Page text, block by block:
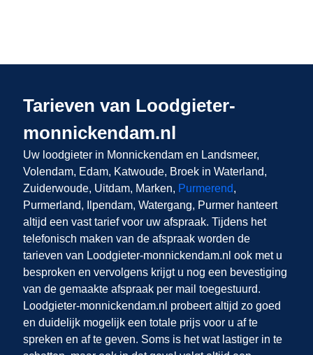
Tarieven van Loodgieter-
monnickendam.nl
Uw loodgieter in Monnickendam en Landsmeer,
Volendam, Edam, Katwoude, Broek in Waterland,
Zuiderwoude, Uitdam, Marken, Purmerend,
Purmerland, Ilpendam, Watergang, Purmer hanteert
altijd een vast tarief voor uw afspraak. Tijdens het
telefonisch maken van de afspraak worden de
tarieven van Loodgieter-monnickendam.nl ook met u
besproken en vervolgens krijgt u nog een bevestiging
van de gemaakte afspraak per mail toegestuurd.
Loodgieter-monnickendam.nl probeert altijd zo goed
en duidelijk mogelijk een totale prijs voor u af te
spreken en af te geven. Soms is het wat lastiger in te